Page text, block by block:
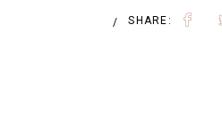
/ SHARE: